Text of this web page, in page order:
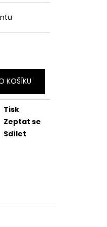
KOŠÍKU
Tisk
Zeptat se
Sdílet